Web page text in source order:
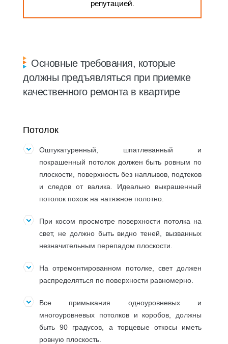
репутацией.
Основные требования, которые
должны предъявляться при приемке
качественного ремонта в квартире
Потолок
Оштукатуренный, шпатлеванный и
покрашенный потолок должен быть ровным по
плоскости, поверхность без наплывов, подтеков
и следов от валика. Идеально выкрашенный
потолок похож на натяжное полотно.
При косом просмотре поверхности потолка на
свет, не должно быть видно теней, вызванных
незначительным перепадом плоскости.
На отремонтированном потолке, свет должен
распределяться по поверхности равномерно.
Все примыкания одноуровневых и
многоуровневых потолков и коробов, должны
быть 90 градусов, а торцевые откосы иметь
ровную плоскость.